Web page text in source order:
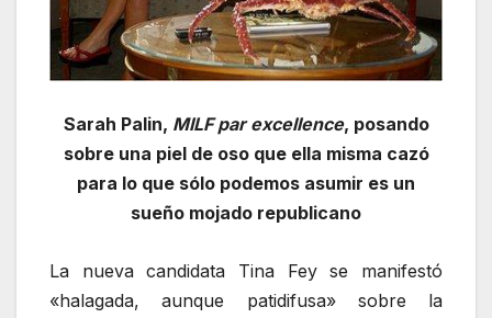
Sarah Palin, MILF par excellence, posando
sobre una piel de oso que ella misma cazó
para lo que sólo podemos asumir es un
sueño mojado republicano
La nueva candidata Tina Fey se manifestó
«halagada, aunque patidifusa» sobre la